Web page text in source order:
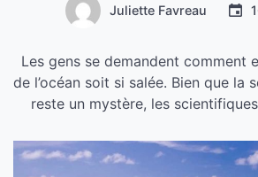
Juliette Favreau
Les gens se demandent comment
de l’océan soit si salée. Bien que la
reste un mystère, les
devenue salée. Après avoir
approfondis sur cette eau qui est,